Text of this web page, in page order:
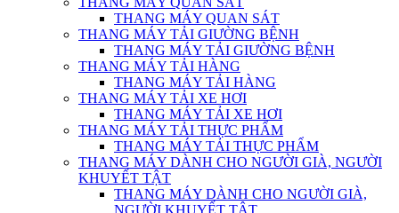
THANG MÁY QUAN SÁT
THANG MÁY TẢI GIƯỜNG BỆNH
THANG MÁY TẢI GIƯỜNG BỆNH
THANG MÁY TẢI HÀNG
THANG MÁY TẢI HÀNG
THANG MÁY TẢI XE HƠI
THANG MÁY TẢI XE HƠI
THANG MÁY TẢI THỰC PHẨM
THANG MÁY TẢI THỰC PHẨM
THANG MÁY DÀNH CHO NGƯỜI GIÀ, NGƯỜI
KHUYẾT TẬT
THANG MÁY DÀNH CHO NGƯỜI GIÀ,
NGƯỜI KHUYẾT TẬT